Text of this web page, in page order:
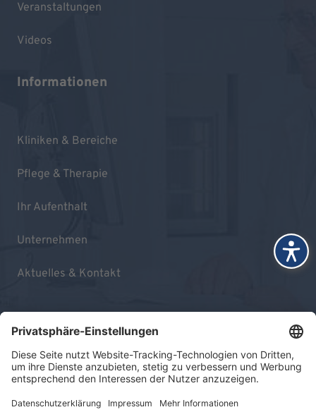
Veranstaltungen
Videos
Informationen
Kliniken & Bereiche
Pflege & Therapie
Ihr Aufenthalt
Unternehmen
Aktuelles & Kontakt
Impressum
Datenschutz